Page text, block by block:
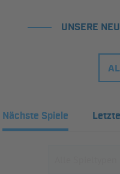
UNSERE
Nächste Spiele